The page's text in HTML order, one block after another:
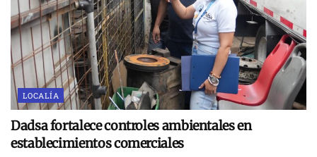
LOCALÍA
Dadsa fortalece controles ambientales en
establecimientos comerciales